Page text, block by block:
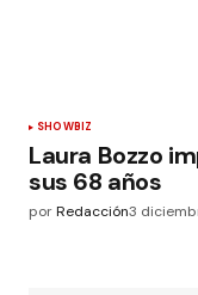
SHOWBIZ
Laura Bozzo
sus 68 años
porRedacción3